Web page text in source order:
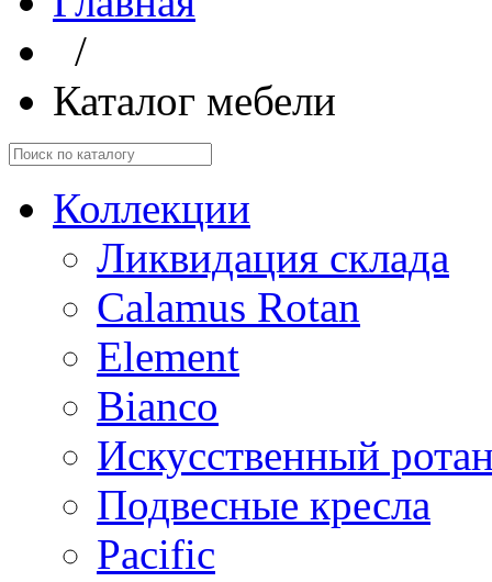
/
Каталог мебели
Коллекции
Ликвидация склада
Calamus Rotan
Element
Bianco
Искусственный
Подвесные кресла
Pacific